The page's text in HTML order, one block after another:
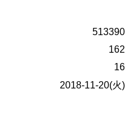
513390
162
16
2018-11-20(火)